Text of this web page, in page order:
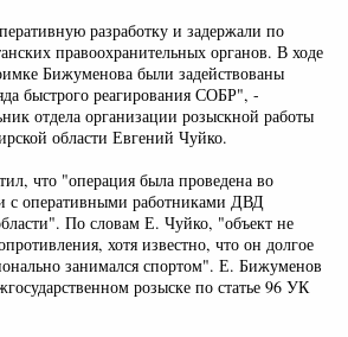
разработку и задержали по
правоохранительных органов. В ходе
Бижуменова были задействованы
быстрого реагирования СОБР", -
отдела организации розыскной работы
области Евгений Чуйко.
что "операция была проведена во
с оперативными работниками ДВД
По словам Е. Чуйко, "объект не
хотя известно, что он долгое
занимался спортом". Е. Бижуменов
розыске по статье 96 УК